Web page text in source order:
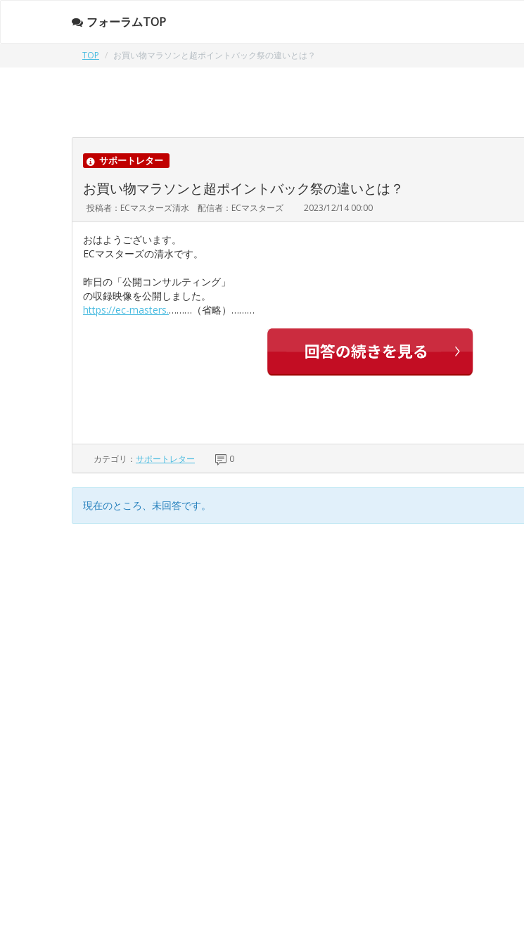
フォーラムTOP
TOP お買い物マラソンと超ポイントバック祭の違いとは？
サポートレター
お買い物マラソンと超ポイントバック祭の違いとは？
投稿者：ECマスターズ清水 配信者：ECマスターズ 2023/12/14 00:00
おはようございます。
ECマスターズの清水です。
昨日の「公開コンサルティング」
の収録映像を公開しました。
https://ec-masters.………（省略）………
カテゴリ： サポートレター 0
現在のところ、未回答です。